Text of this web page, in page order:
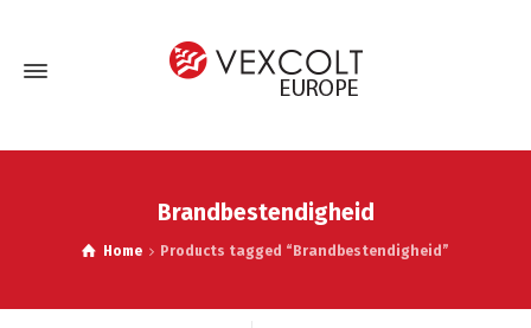
Brandbestendigheid
Home Products tagged “Brandbestendigheid”